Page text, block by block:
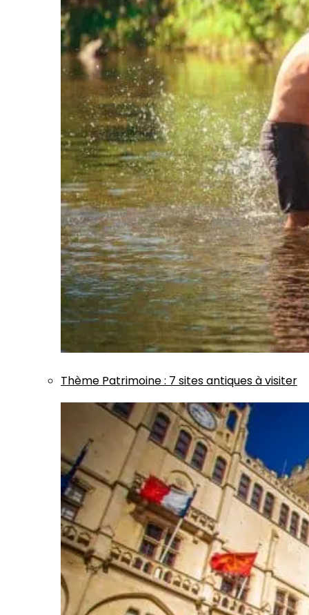
Thème Patrimoine: 7 sites antiques à visiter